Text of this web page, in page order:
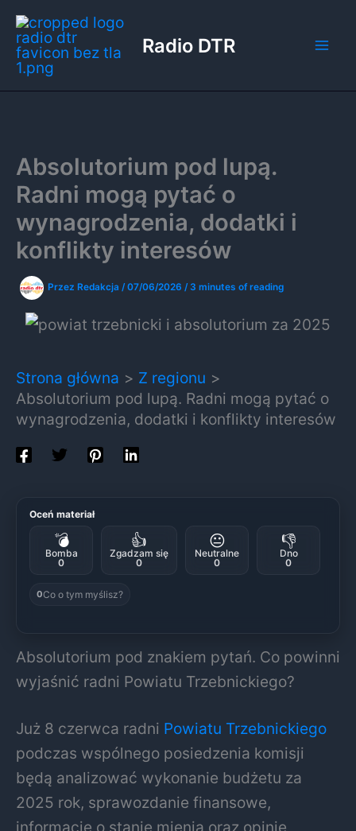
Przejdź
do
treści
Radio DTR
Absolutorium pod lupą.
Radni mogą pytać o
wynagrodzenia, dodatki i
konflikty interesów
Przez Redakcja /07/06/2026 / 3 minutes of reading
Strona główna
Z regionu
Absolutorium pod lupą. Radni mogą pytać o
wynagrodzenia, dodatki i konflikty interesów
Oceń materiał
💣
Bomba
0
👍
Zgadzam się
0
😐
Neutralne
0
👎
Dno
0
0Co o tym myślisz?
Absolutorium pod znakiem pytań. Co powinni
wyjaśnić radni Powiatu Trzebnickiego?
Już 8 czerwca radni Powiatu Trzebnickiego
podczas wspólnego posiedzenia komisji
będą analizować wykonanie budżetu za
2025 rok, sprawozdanie finansowe,